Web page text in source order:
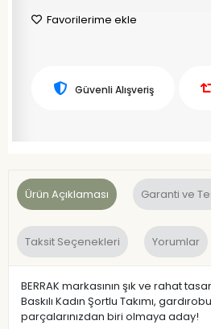
Favorilerime ekle
Güvenli Alışveriş
Ürün Açıklaması Garanti ve
Taksit Seçenekleri Yorumlar
BERRAK markasının şık ve rahat
Baskılı Kadın Şortlu Takımı,
parçalarınızdan biri olmaya aday!